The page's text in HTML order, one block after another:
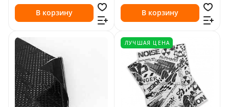
В корзину В корзину
ЛУЧШАЯ ЦЕНА